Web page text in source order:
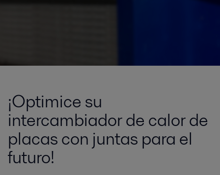
¡Optimice su
intercambiador de calor de
placas con juntas para el
futuro!